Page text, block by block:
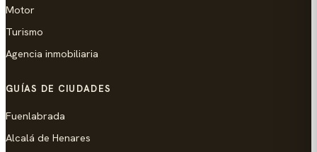
Motor
Turismo
Agencia inmobiliaria
GUÍAS DE CIUDADES
Fuenlabrada
Alcalá de Henares